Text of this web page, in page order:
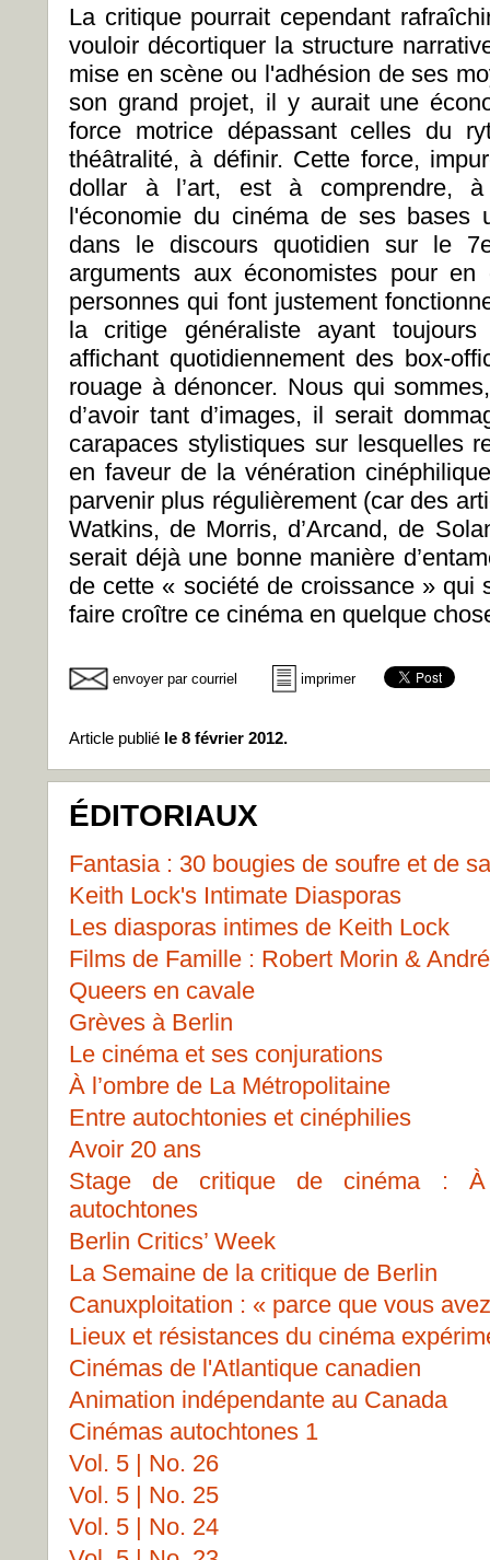
La critique pourrait cependant
vouloir décortiquer la structure
mise en scène ou l'adhésion de ses
son grand projet, il y aurait une
force motrice dépassant celles du
théâtralité, à définir. Cette force,
dollar à l’art, est à comprendre,
l'économie du cinéma de ses bases
dans le discours quotidien sur le
arguments aux économistes pour
personnes qui font justement
la critige généraliste ayant
affichant quotidiennement des box-
rouage à dénoncer. Nous qui
d’avoir tant d’images, il serait
carapaces stylistiques sur lesquelles
en faveur de la vénération
parvenir plus régulièrement (car des
Watkins, de Morris, d’Arcand, de
serait déjà une bonne manière
de cette « société de croissance » qui
faire croître ce cinéma en quelque
envoyer par courriel imprimer
Article publié le 8 février 2012.
ÉDITORIAUX
Fantasia : 30 bougies de soufre et de
Keith Lock's Intimate Diasporas
Les diasporas intimes de Keith Lock
Films de Famille : Robert Morin &
Queers en cavale
Grèves à Berlin
Le cinéma et ses conjurations
À l’ombre de La Métropolitaine
Entre autochtonies et cinéphilies
Avoir 20 ans
Stage de critique de cinéma : À
autochtones
Berlin Critics’ Week
La Semaine de la critique de Berlin
Canuxploitation : « parce que vous
Lieux et résistances du cinéma
Cinémas de l'Atlantique canadien
Animation indépendante au Canada
Cinémas autochtones 1
Vol. 5 | No. 26
Vol. 5 | No. 25
Vol. 5 | No. 24